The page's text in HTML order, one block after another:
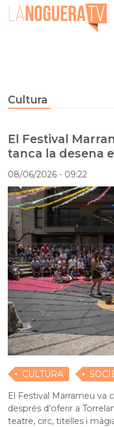
Cultura
El Festival
tanca la desena
08/06/2026- 09:22
CULTURA
El Festival Marrameu va
després d’oferir a
teatre, circ, titelles i